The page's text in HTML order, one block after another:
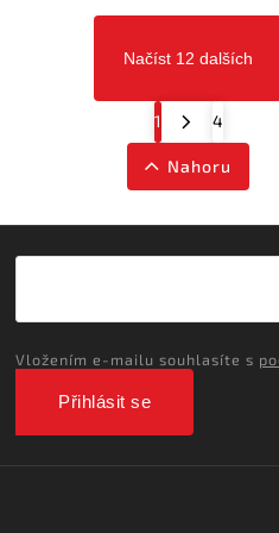
Načíst 12 dalších
1 4
Nahoru
Vložením e-mailu souhlasíte s
Přihlásit se